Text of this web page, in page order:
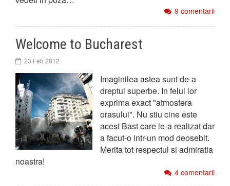
9 comentarii
Welcome to Bucharest
23 Feb 2012
Imaginilea astea sunt de-a
dreptul superbe. In felul lor
exprima exact "atmosfera
orasului". Nu stiu cine este
acest Bast care le-a realizat dar
a facut-o intr-un mod deosebit.
Merita tot respectul si admiratia
noastra!
4 comentarii